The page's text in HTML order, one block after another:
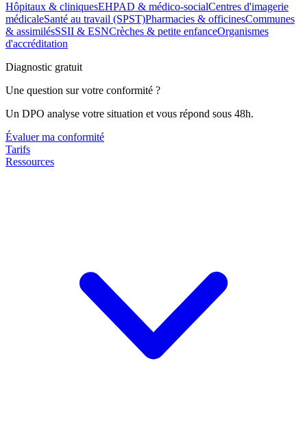
Hôpitaux & cliniquesEHPAD & médico-socialCentres d'imagerie
médicaleSanté au travail (SPST)Pharmacies & officinesCommunes
& assimilésSSII & ESNCrèches & petite enfanceOrganismes
d'accréditation
Diagnostic gratuit
Une question sur votre conformité ?
Un DPO analyse votre situation et vous répond sous 48h.
Évaluer ma conformité
Tarifs
Ressources